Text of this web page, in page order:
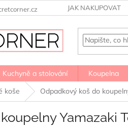
JAK NAKUPOVAT
Kuchyně a stolování Koupelna
koše Odpadkový koš do
Yamazaki